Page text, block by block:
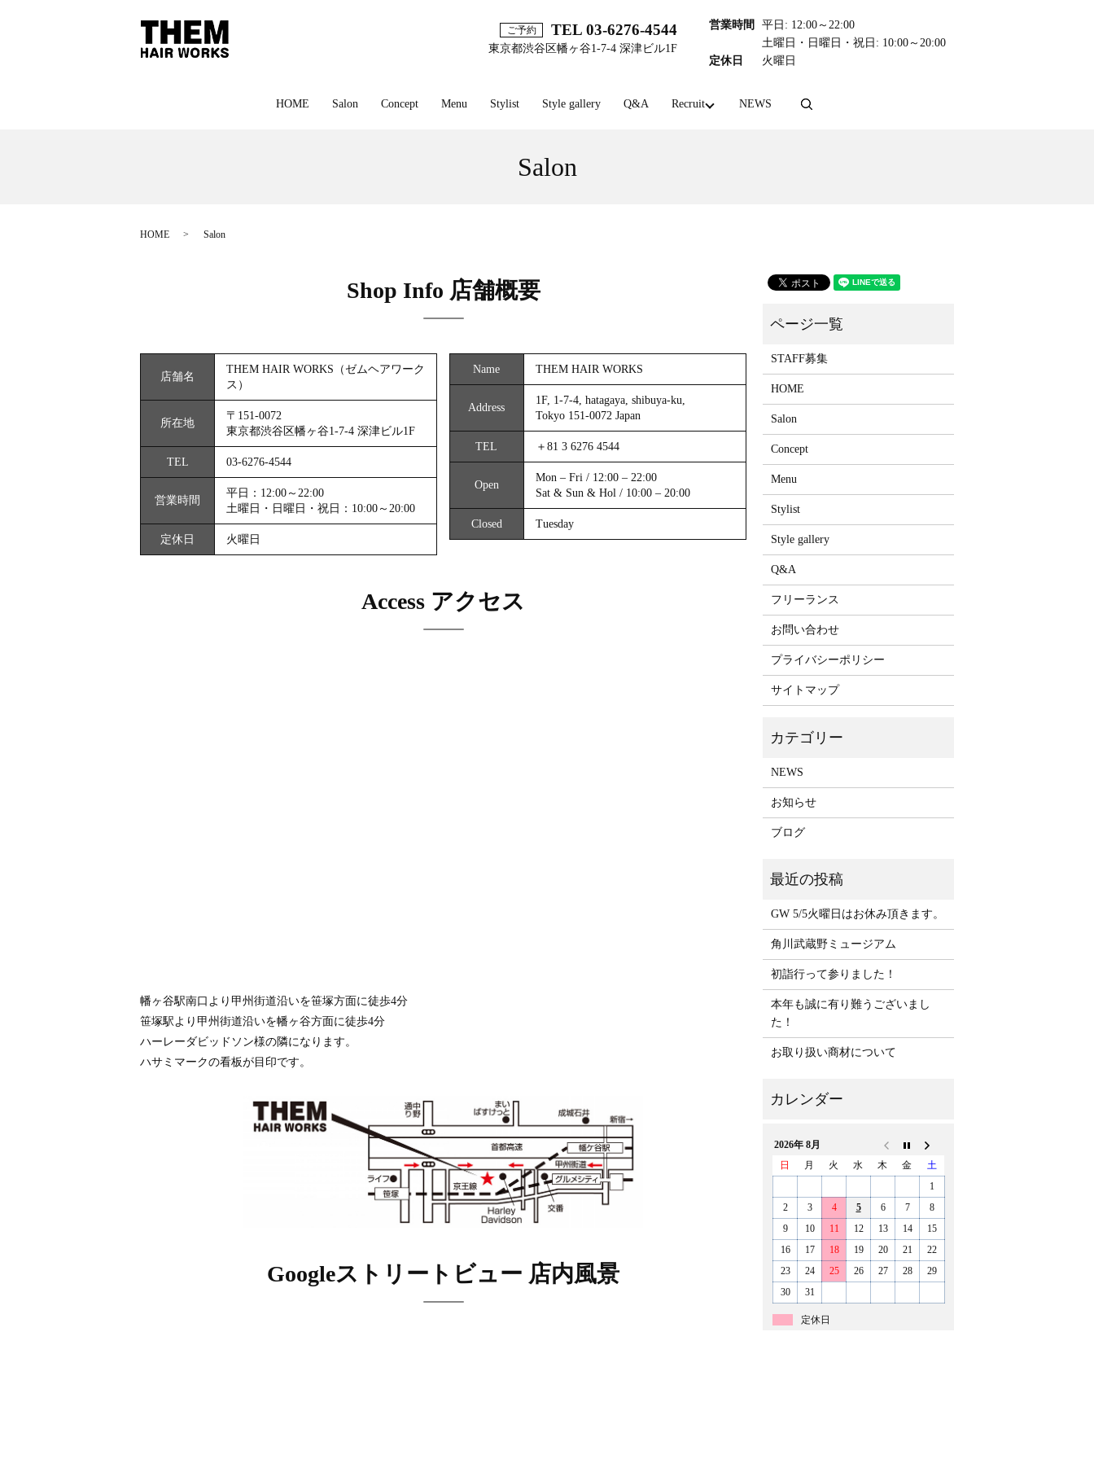
ご予約 TEL 03-6276-4544
東京都渋谷区幡ヶ谷1-7-4 深津ビル1F
営業時間
平日: 12:00～22:00
土曜日・日曜日・祝日: 10:00～20:00
定休日
火曜日
HOME Salon Concept Menu Stylist Style gallery Q&A Recruit NEWS
Salon
HOME Salon
Shop Info 店舗概要
店舗名
THEM HAIR WORKS（ゼムヘアワーク
ス）
所在地
〒151-0072
東京都渋谷区幡ヶ谷1-7-4 深津ビル1F
TEL 03-6276-4544
営業時間
平日：12:00～22:00
土曜日・日曜日・祝日：10:00～20:00
定休日 火曜日
Name THEM HAIR WORKS
Address
1F, 1-7-4, hatagaya, shibuya-ku,
Tokyo 151-0072 Japan
TEL ＋81 3 6276 4544
Open
Mon – Fri / 12:00 – 22:00
Sat & Sun & Hol / 10:00 – 20:00
Closed Tuesday
Access アクセス
幡ヶ谷駅南口より甲州街道沿いを笹塚方面に徒歩4分
笹塚駅より甲州街道沿いを幡ヶ谷方面に徒歩4分
ハーレーダビッドソン様の隣になります。
ハサミマークの看板が目印です。
Googleストリートビュー 店内風景
STAFF募集
HOME
Salon
Concept
Menu
Stylist
Style gallery
Q&A
フリーランス
お問い合わせ
プライバシーポリシー
サイトマップ
NEWS
お知らせ
ブログ
GW 5/5火曜日はお休み頂きます。
角川武蔵野ミュージアム
初詣行って参りました！
本年も誠に有り難うございまし
た！
お取り扱い商材について
2026年 8月
日
月 火 水 木 金
土
1
2
3 4 5 6 7
8
9
10 11 12 13 14
15
16
17 18 19 20 21
22
23
24 25 26 27 28
29
30
31
定休日